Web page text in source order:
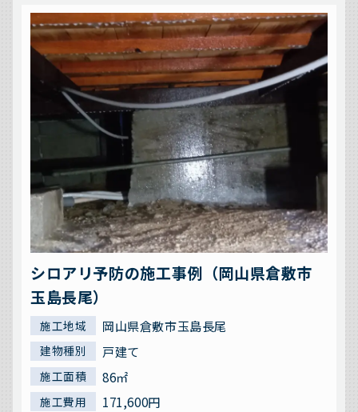
シロアリ予防の施工事例（岡山県倉敷市
玉島長尾）
施工地域 岡山県倉敷市玉島長尾
建物種別 戸建て
施工面積 86㎡
施工費用 171,600円